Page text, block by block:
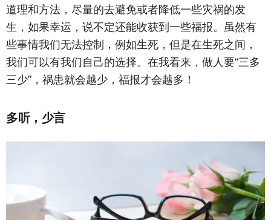
道理和方法，尽量的去避免或者降低一些灾祸的发
生，如果幸运，说不定还能收获到一些福报。虽然有
些事情我们无法控制，例如生死，但是在生死之间，
我们可以有我们自己的选择。在我看来，做人要“三多
三少”，祸患就会越少，福报才会越多！
多听，少言